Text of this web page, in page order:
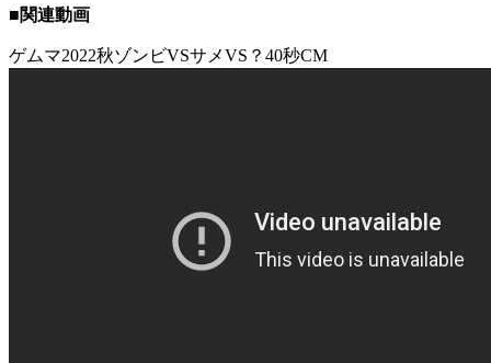
■関連動画
ゲムマ2022秋ゾンビVSサメVS？40秒CM